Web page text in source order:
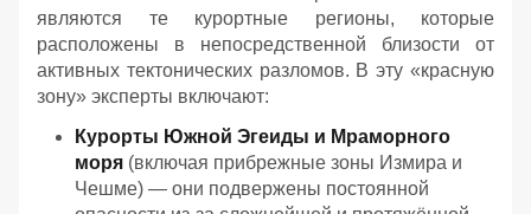
являются те курортные регионы, которые
расположены в непосредственной близости от
активных тектонических разломов. В эту «красную
зону» эксперты включают:
Курорты Южной Эгеиды и Мраморного
моря (включая прибрежные зоны Измира и
Чешме) — они подвержены постоянной